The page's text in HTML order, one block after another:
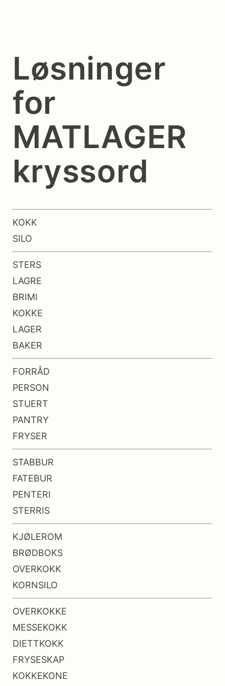
Løsninger
for
MATLAGER
kryssord
KOKK
SILO
STERS
LAGRE
BRIMI
KOKKE
LAGER
BAKER
FORRÅD
PERSON
STUERT
PANTRY
FRYSER
STABBUR
FATEBUR
PENTERI
STERRIS
KJØLEROM
BRØDBOKS
OVERKOKK
KORNSILO
OVERKOKKE
MESSEKOKK
DIETTKOKK
FRYSESKAP
KOKKEKONE